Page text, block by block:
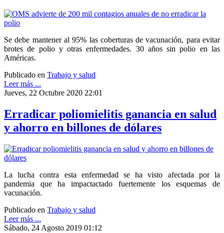
Se debe mantener al 95% las coberturas de vacunación, para evitar
brotes de polio y otras enfermedades. 30 años sin polio en las
Américas.
Publicado en Trabajo y salud
Leer más ...
Jueves, 22 Octubre 2020 22:01
Erradicar poliomielitis ganancia en salud
y ahorro en billones de dólares
La lucha contra esta enfermedad se ha visto afectada por la
pandemia que ha impactactado fuertemente los esquemas de
vacunación.
Publicado en Trabajo y salud
Leer más ...
Sábado, 24 Agosto 2019 01:12